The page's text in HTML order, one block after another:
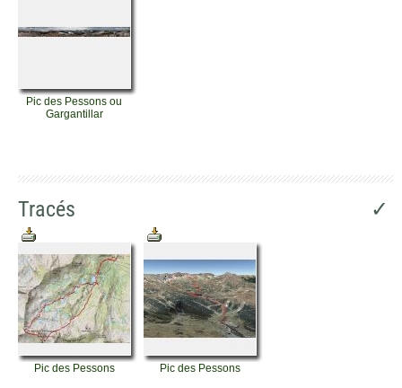
Pic des Pessons ou
Gargantillar
Tracés ✓
Pic des Pessons Pic des Pessons